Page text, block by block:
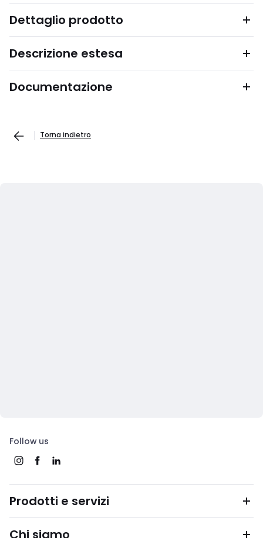
Dettaglio prodotto
Descrizione estesa
Documentazione
Torna indietro
Follow us
Prodotti e servizi
Chi siamo